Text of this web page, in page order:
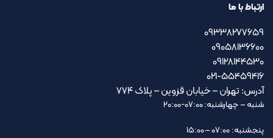
ارتباط با ما
09338277659
09058136600
09128144530
021-55459416
آدرس: تهران – خیابان قزوین – پلاک ۷۷۴
شنبه – چهارشنبه: 07:00-20:00
پنجشنبه: 07:00 – 15:00